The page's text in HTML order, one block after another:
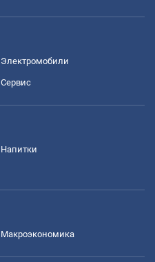
Электромобили
Сервис
Напитки
Mакроэкономика